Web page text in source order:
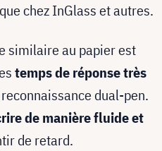
chez InGlass et autres.
similaire au papier est
temps de réponse très
dual-pen.
de manière fluide et
de retard.